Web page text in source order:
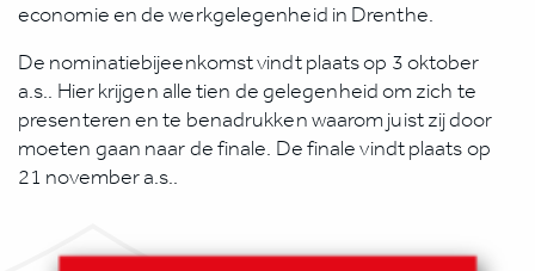
economie en de werkgelegenheid in Drenthe.
De nominatiebijeenkomst vindt plaats op 3 oktober
a.s.. Hier krijgen alle tien de gelegenheid om zich te
presenteren en te benadrukken waarom juist zij door
moeten gaan naar de finale. De finale vindt plaats op
21 november a.s..